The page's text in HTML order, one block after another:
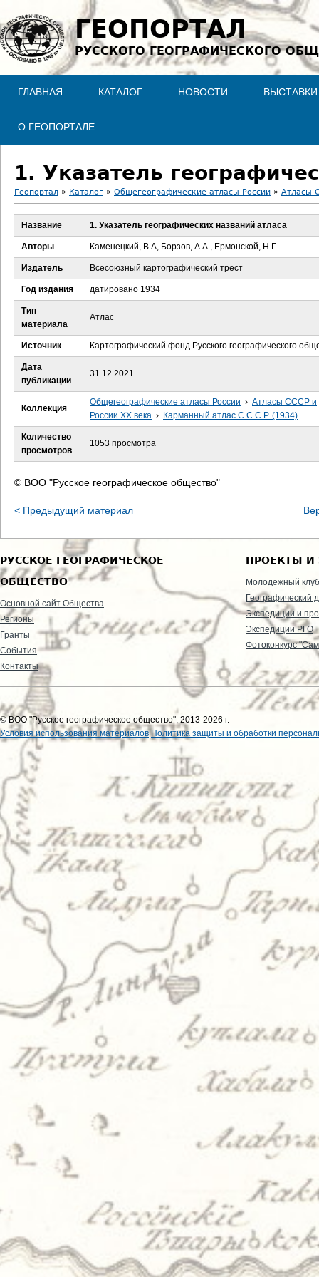
Jump to navigation
ГЕОПОРТАЛ
РУССКОГО ГЕОГРАФИЧЕСКОГО
ГЛАВНАЯ КАТАЛОГ НОВОСТИ ВЫСТАВКИ
О ГЕОПОРТАЛЕ
1. Указатель
В
ы
д
е
с
ь
Геопортал » Каталог » Общегеографические атласы России » Атласы
Название 1. Указатель географических названий атласа
Авторы Каменецкий, В.А, Борзов, А.А., Ермонской, Н.Г.
Издатель Всесоюзный картографический трест
Год издания датировано 1934
Тип
материала
Атлас
Источник Картографический фонд Русского географического
Дата
публикации
31.12.2021
Коллекция
Общегеографические атласы России › Атласы СССР и
России XX века › Карманный атлас С.С.С.Р. (1934)
Количество
просмотров
1053 просмотра
© ВОО "Русское географическое общество"
< Предыдущий материал
РУССКОЕ ГЕОГРАФИЧЕСКОЕ
ОБЩЕСТВО
Основной сайт Общества
Регионы
Гранты
События
Контакты
ПРОЕКТЫ И
Молодежный клуб
Географический
Экспедиции и
Экспедиции РГО
Фотоконкурс
© ВОО "Русское географическое общество", 2013-2026 г.
Условия использования материалов Политика защиты и обработки